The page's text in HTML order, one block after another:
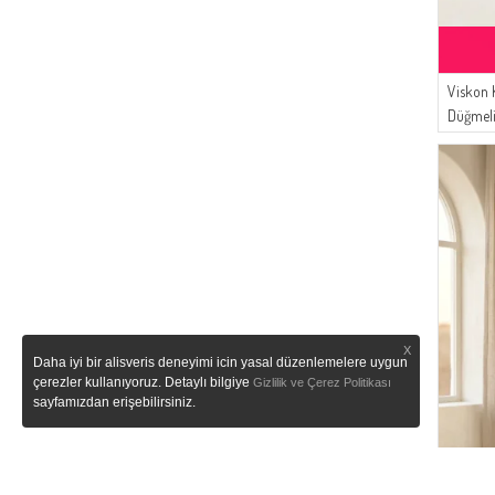
Viskon
4069-
X
Daha iyi bir alisveris deneyimi icin yasal düzenlemelere uygun
çerezler kullanıyoruz. Detaylı bilgiye Gizlilik ve Çerez Politikası
sayfamızdan erişebilirsiniz.